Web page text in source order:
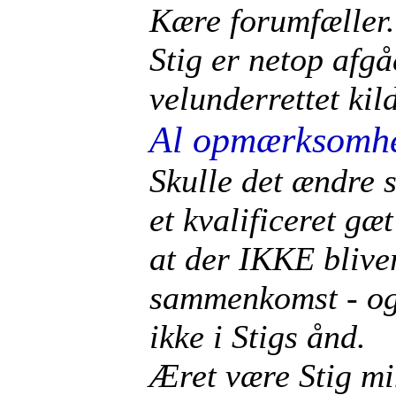
Kære forumfæller.
Stig er netop
velunderrettet
Al
Skulle det ændre
et kvalificeret
at der IKKE
sammenkomst -
ikke i Stigs ånd.
Æret være Stig